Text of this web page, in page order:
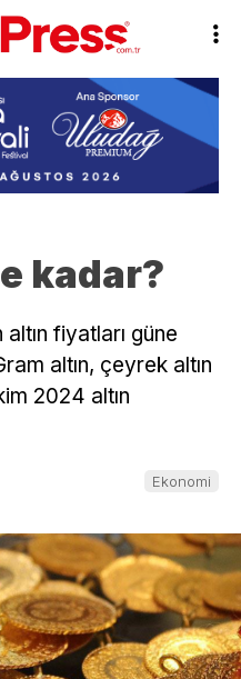
kadar?
fiyatları güne
altın, çeyrek altın
2024 altın
Ekonomi